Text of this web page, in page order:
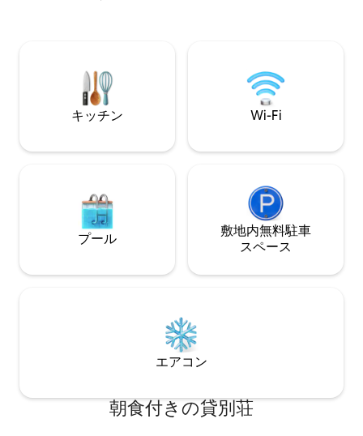
dreaming of!
ランチカジノまで
トカジノまで3マイル Mリゾート
イル マンダレーベイコンベンションまで
キッチン Wi-Fi
プール
敷地内無料駐⁠車
ス⁠ペ⁠ー⁠ス
エアコン
朝食付きの貸別荘